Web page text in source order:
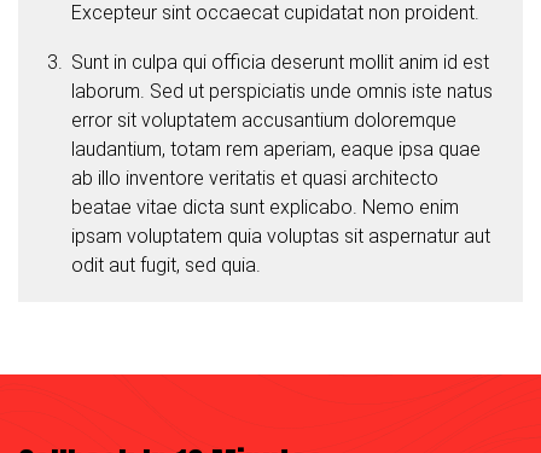
Excepteur sint occaecat cupidatat non proident.
Sunt in culpa qui officia deserunt mollit anim id est
laborum. Sed ut perspiciatis unde omnis iste natus
error sit voluptatem accusantium doloremque
laudantium, totam rem aperiam, eaque ipsa quae
ab illo inventore veritatis et quasi architecto
beatae vitae dicta sunt explicabo. Nemo enim
ipsam voluptatem quia voluptas sit aspernatur aut
odit aut fugit, sed quia.